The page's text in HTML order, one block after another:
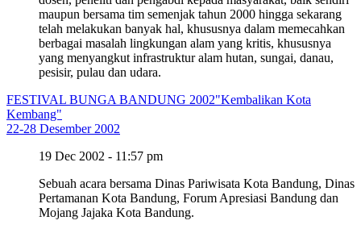
maupun bersama tim semenjak tahun 2000 hingga sekarang
telah melakukan banyak hal, khususnya dalam memecahkan
berbagai masalah lingkungan alam yang kritis, khususnya
yang menyangkut infrastruktur alam hutan, sungai, danau,
pesisir, pulau dan udara.
FESTIVAL BUNGA BANDUNG 2002"Kembalikan Kota
Kembang"
22-28 Desember 2002
19 Dec 2002 - 11:57 pm
Sebuah acara bersama Dinas Pariwisata Kota Bandung, Dinas
Pertamanan Kota Bandung, Forum Apresiasi Bandung dan
Mojang Jajaka Kota Bandung.